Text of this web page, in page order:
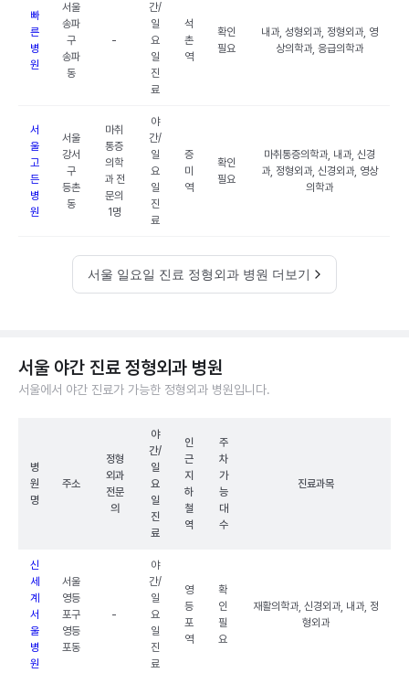
빠
른
병
원
서울
송파
구
송파
동
-
간/
일
요
일
진
료
석
촌
역
확인
필요
내과, 성형외과, 정형외과, 영
상의학과, 응급의학과
서
울
고
든
병
원
서울
강서
구
등촌
동
마취
통증
의학
과 전
문의
1명
야
간/
일
요
일
진
료
증
미
역
확인
필요
마취통증의학과, 내과, 신경
과, 정형외과, 신경외과, 영상
의학과
서울 일요일 진료 정형외과 병원 더보기
서울 야간 진료 정형외과 병원
서울에서 야간 진료가 가능한 정형외과 병원입니다.
병
원
명
주소
정형
외과
전문
의
야
간/
일
요
일
진
료
인
근
지
하
철
역
주
차
가
능
대
수
진료과목
신
세
계
서
울
병
원
서울
영등
포구
영등
포동
-
야
간/
일
요
일
진
료
영
등
포
역
확
인
필
요
재활의학과, 신경외과, 내과, 정
형외과